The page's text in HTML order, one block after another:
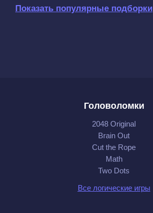
Показать популярные подборки
Головоломки
2048 Original
Brain Out
Cut the Rope
Math
Two Dots
Все логические игры